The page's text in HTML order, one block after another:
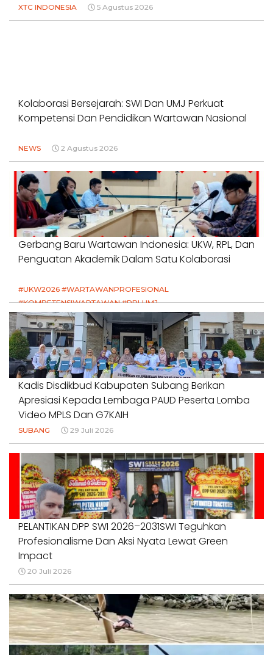
XTC INDONESIA 5 Agustus 2026
Kolaborasi Bersejarah: SWI Dan UMJ Perkuat
Kompetensi Dan Pendidikan Wartawan Nasional
NEWS 2 Agustus 2026
Gerbang Baru Wartawan Indonesia: UKW, RPL, Dan
Penguatan Akademik Dalam Satu Kolaborasi
#UKW2026 #WARTAWANPROFESIONAL
#KOMPETENSIWARTAWAN #RPLUMJ
#PENDIDIKANWARTAWAN #SWINASIONAL #SWIJABAR
1 Agustus 2026
Kadis Disdikbud Kabupaten Subang Berikan
Apresiasi Kepada Lembaga PAUD Peserta Lomba
Video MPLS Dan G7KAIH
SUBANG 29 Juli 2026
PELANTIKAN DPP SWI 2026–2031SWI Teguhkan
Profesionalisme Dan Aksi Nyata Lewat Green
Impact
20 Juli 2026